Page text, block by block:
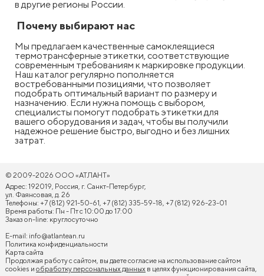
в другие регионы России.
Почему выбирают нас
Мы предлагаем качественные самоклеящиеся
термотрансферные этикетки, соответствующие
современным требованиям к маркировке продукции.
Наш каталог регулярно пополняется
востребованными позициями, что позволяет
подобрать оптимальный вариант по размеру и
назначению. Если нужна помощь с выбором,
специалисты помогут подобрать этикетки для
вашего оборудования и задач, чтобы вы получили
надежное решение быстро, выгодно и без лишних
затрат.
© 2009-2026 ООО «АТЛАНТ»
Адрес: 192019, Россия, г. Санкт-Петербург,
ул. Фаянсовая, д. 26
Телефоны: +7 (812) 921-50-61, +7 (812) 335-59-18, +7 (812) 926-23-01
Время работы: Пн - Пт с 10:00 до 17:00
Заказ on-line: круглосуточно
E-mail: info@atlantean.ru
Политика конфиденциальности
Карта сайта
Продолжая работу с сайтом, вы даете согласие на использование сайтом
cookies и обработку персональных данных в целях функционирования сайта,